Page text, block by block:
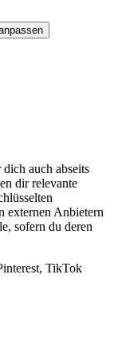
auch abseits
dir relevante
externen Anbietern
sofern du deren
TikTok